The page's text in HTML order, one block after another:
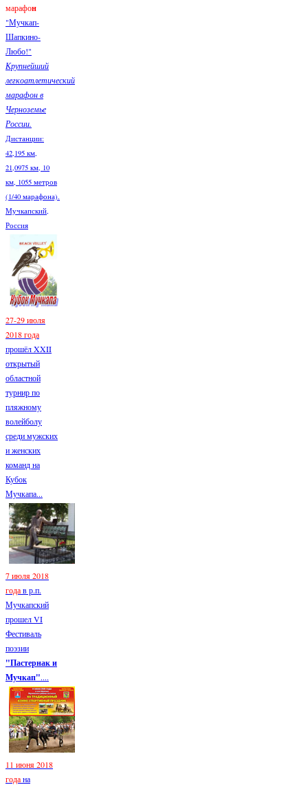
марафон
"Мучкап-
Шапкино-
Любо!"
Крупнейший
легкоатлетический
марафон в
Черноземье
России.
Дистанции:
42,195 км,
21,0975 км, 10
км, 1055 метров
(1/40 марафона).
Мучкапский,
Россия
27-29 июля
2018 года
прошёл XXII
открытый
областной
турнир по
пляжному
волейболу
среди мужских
и женских
команд на
Кубок
Мучкапа...
7 июля 2018
годав р.п.
Мучкапский
прошел VI
Фестиваль
поэзии
"Пастернак и
Мучкап"....
11 июня 2018
годана